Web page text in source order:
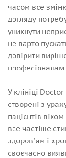
часом все
догляду
уникнути
не варто
довірити
професіоналам.
У клініці
створені з
пацієнтів
все частіше
здоров'ям і
своєчасно